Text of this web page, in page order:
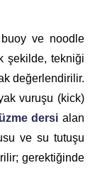
ve noodle
şekilde, tekniği
değerlendirilir.
vuruşu (kick)
dersi alan
ve su tutuşu
gerektiğinde